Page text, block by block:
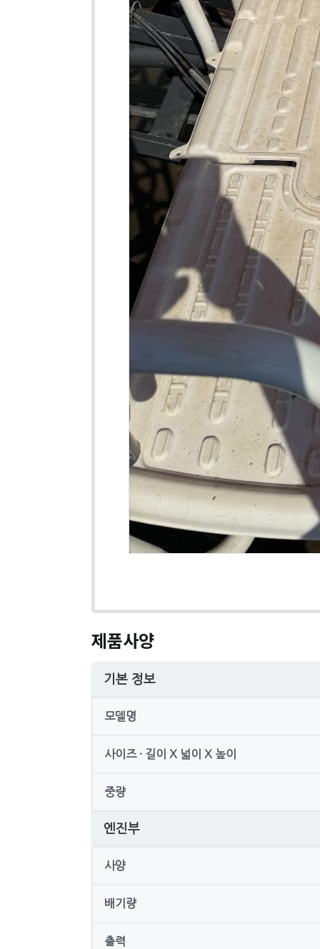
제품사양
기본 정보
모델명
사이즈 · 길이 X 넓이 X 높이
중량
엔진부
사양
배기량
출력